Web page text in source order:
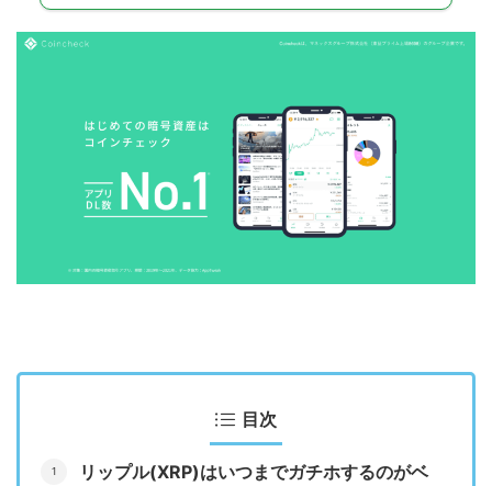
目次
リップル(XRP)はいつまでガチホするのがベ